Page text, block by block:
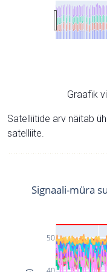
Graafik
Satelliitide arv näitab
satelliite.
50
Signaali-müra